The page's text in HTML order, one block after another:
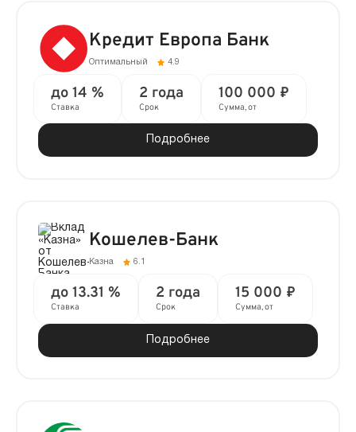
Кредит Европа Банк
Оптимальный 4.9
до 14 %
Ставка
2 года
Срок
100 000 ₽
Сумма, от
Подробнее
Кошелев-Банк
Казна 6.1
до 13.31 %
Ставка
2 года
Срок
15 000 ₽
Сумма, от
Подробнее